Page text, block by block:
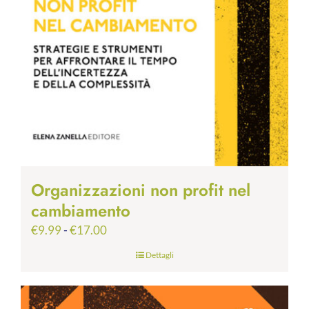
Organizzazioni non profit nel
cambiamento
€9.99-€17.00Fascia
prezzo:
€9.99
Dettagli